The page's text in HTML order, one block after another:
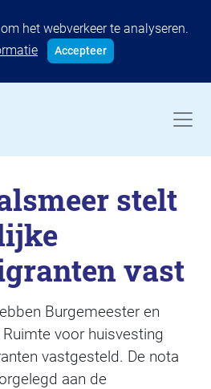
het webverkeer te analyseren.
Accepteer
stelt
vast
Burgemeester en
voor huisvesting
vastgesteld. De nota
aan de